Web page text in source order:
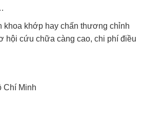
khoa khớp hay chấn thương chỉnh
hội cứu chữa càng cao, chi phí điều
Chí Minh